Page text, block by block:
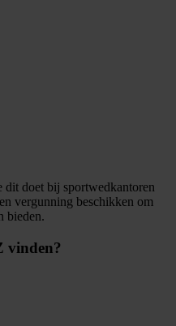
doet bij sportwedkantoren
vergunning beschikken om
bieden.
vinden?